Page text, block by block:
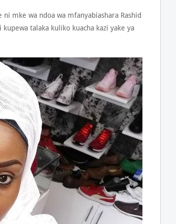
ni mke wa ndoa wa mfanyabiashara Rashid
kupewa talaka kuliko kuacha kazi yake ya